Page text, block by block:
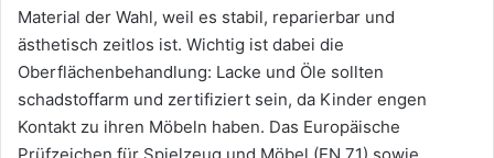
Material der Wahl, weil es stabil, reparierbar und
ästhetisch zeitlos ist. Wichtig ist dabei die
Oberflächenbehandlung: Lacke und Öle sollten
schadstoffarm und zertifiziert sein, da Kinder engen
Kontakt zu ihren Möbeln haben. Das Europäische